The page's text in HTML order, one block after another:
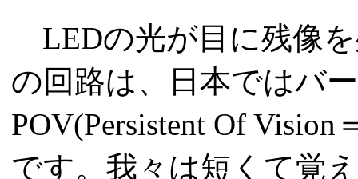
LEDの光が目に残像
の回路は、日本ではバ
POV(Persistent Of
です。我々は短くて覚